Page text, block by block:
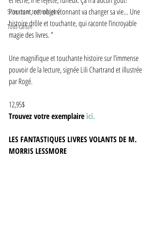
Sciences et technologies
Tout-carton
Pourtant, cet objet étonnant va changer sa vie… Une
histoire drôle et touchante, qui raconte l’incroyable
magie des livres. ”
Une magnifique et touchante histoire sur l’immense
pouvoir de la lecture, signée Lili Chartrand et illustrée
par Rogé.
12,95$
Trouvez votre exemplaire ici.
LES FANTASTIQUES LIVRES VOLANTS DE M.
MORRIS LESSMORE